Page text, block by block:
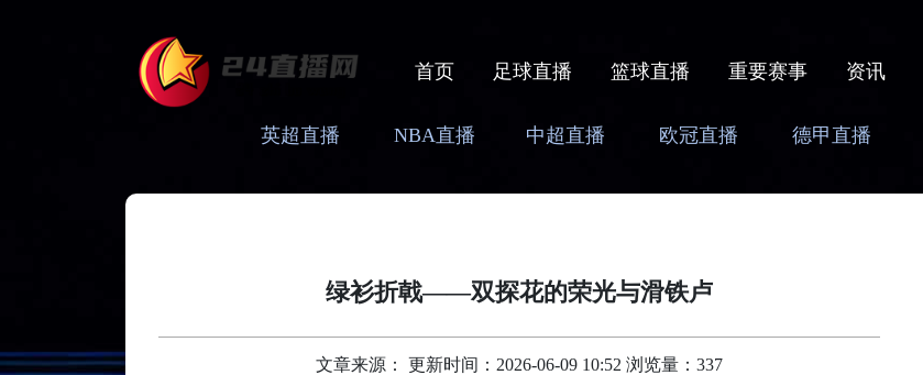
首页 足球直播 篮球直播 重要赛事 资讯
英超直播 NBA直播 中超直播 欧冠直播 德甲直播
绿衫折戟——双探花的荣光与滑铁卢
文章来源： 更新时间：2026-06-09 10:52 浏览量：337